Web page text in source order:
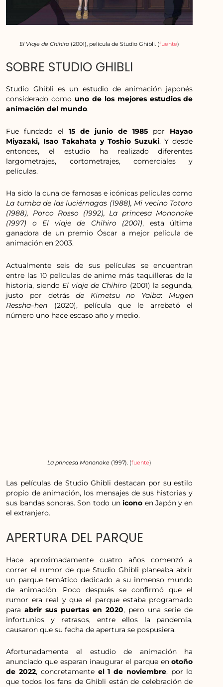
El Viaje de Chihiro (2001), película de Studio Ghibli. (fuente)
SOBRE STUDIO GHIBLI
Studio Ghibli es un estudio de animación japonés
considerado como uno de los mejores estudios de
animación del mundo.
Fue fundado el15 de junio de 1985 por Hayao
Miyazaki, Isao Takahata y Toshio Suzuki. Y desde
entonces, el estudio ha realizado diferentes
largometrajes, cortometrajes, comerciales y
películas.
Ha sido la cuna de famosas e icónicas películas como
La tumba de las luciérnagas (1988), Mi vecino Totoro
(1988), Porco Rosso (1992), La princesa Mononoke
(1997) o El viaje de Chihiro (2001), esta última
ganadora de un premio Óscar a mejor película de
animación en 2003.
Actualmente seis de sus películas se encuentran
entre las 10 películas de anime más taquilleras de la
historia, siendo El viaje de Chihiro (2001) la segunda,
justo por detrásde Kimetsu no Yaiba: Mugen
Ressha–hen (2020), película que le arrebató el
número uno hace escaso año y medio.
La princesa Mononoke (1997). (fuente)
Las películas de Studio Ghibli destacan por su estilo
propio de animación, los mensajes de sus historias y
sus bandas sonoras. Son todo unicono en Japón y en
el extranjero.
APERTURA DEL PARQUE
Hace aproximadamente cuatro años comenzó a
correr el rumor de que Studio Ghibli planeaba abrir
un parque temático dedicado a su inmenso mundo
de animación. Poco después se confirmó que el
rumor era real y que el parque estaba programado
para abrir sus puertas en 2020, pero una serie de
infortunios y retrasos, entre ellos la pandemia,
causaron que su fecha de apertura se pospusiera.
Afortunadamente el estudio de animación ha
anunciado que esperan inaugurar el parque enotoño
de 2022, concretamenteel 1 de noviembre, por lo
que todos los fans de Ghibli están de celebración de